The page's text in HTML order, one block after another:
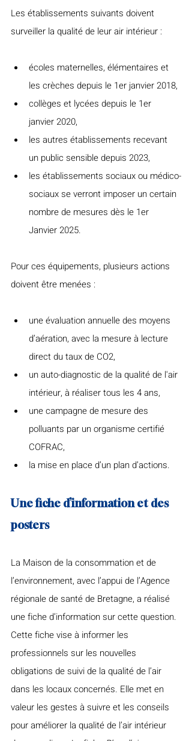
Les établissements suivants doivent
surveiller la qualité de leur air intérieur :
écoles maternelles, élémentaires et
les crèches depuis le 1er janvier 2018,
collèges et lycées depuis le 1er
janvier 2020,
les autres établissements recevant
un public sensible depuis 2023,
les établissements sociaux ou médico-
sociaux se verront imposer un certain
nombre de mesures dès le 1er
Janvier 2025.
Pour ces équipements, plusieurs actions
doivent être menées :
une évaluation annuelle des moyens
d’aération, avec la mesure à lecture
direct du taux de CO2,
un auto-diagnostic de la qualité de l'air
intérieur, à réaliser tous les 4 ans,
une campagne de mesure des
polluants par un organisme certifié
COFRAC,
la mise en place d’un plan d’actions.
Une fiche d’information et des
posters
La Maison de la consommation et de
l’environnement, avec l’appui de l’Agence
régionale de santé de Bretagne, a réalisé
une fiche d’information sur cette question.
Cette fiche vise à informer les
professionnels sur les nouvelles
obligations de suivi de la qualité de l’air
dans les locaux concernés. Elle met en
valeur les gestes à suivre et les conseils
pour améliorer la qualité de l’air intérieur